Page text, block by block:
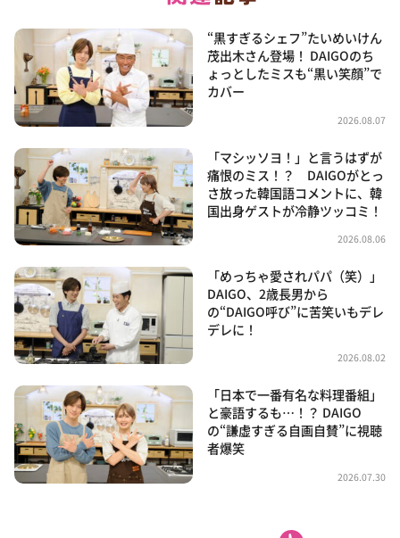
“黒すぎるシェフ”たいめいけん
茂出木さん登場！ DAIGOのち
ょっとしたミスも“黒い笑顔”で
カバー
2026.08.07
「マシッソヨ！」と言うはずが
痛恨のミス！？ DAIGOがとっ
さ放った韓国語コメントに、韓
国出身ゲストが冷静ツッコミ！
2026.08.06
「めっちゃ愛されパパ（笑）」
DAIGO、2歳長男から
の“DAIGO呼び”に苦笑いもデレ
デレに！
2026.08.02
「日本で一番有名な料理番組」
と豪語するも…！？ DAIGO
の“謙虚すぎる自画自賛”に視聴
者爆笑
2026.07.30